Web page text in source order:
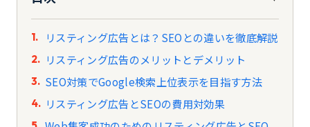
リスティング広告とは？SEOとの違いを徹底解説
リスティング広告のメリットとデメリット
SEO対策でGoogle検索上位表示を目指す方法
リスティング広告とSEOの費用対効果